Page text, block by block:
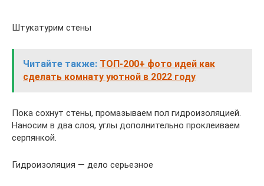
Штукатурим стены
Читайте также: ТОП-200+ фото идей как
сделать комнату уютной в 2022 году
Пока сохнут стены, промазываем пол гидроизоляцией.
Наносим в два слоя, углы дополнительно проклеиваем
серпянкой.
Гидроизоляция — дело серьезное